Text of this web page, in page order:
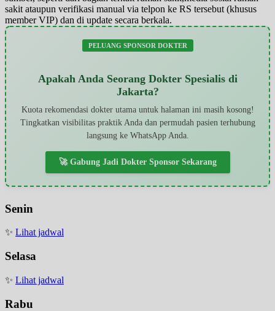
sakit ataupun verifikasi manual via telpon ke RS tersebut (khusus
member VIP) dan di update secara berkala.
PELUANG SPONSOR DOKTER
Apakah Anda Seorang Dokter Spesialis di
Jakarta?
Kuota rekomendasi dokter utama untuk halaman ini masih kosong!
Tingkatkan visibilitas praktik Anda dan permudah pasien terhubung
langsung ke WhatsApp Anda.
🚀 Gabung Jadi Dokter Sponsor Sekarang
Senin
✨ Lihat jadwal
Selasa
✨ Lihat jadwal
Rabu